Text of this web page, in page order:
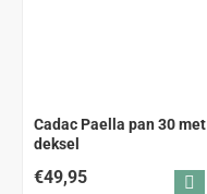
Cadac Paella pan 30 met
deksel
€49,95